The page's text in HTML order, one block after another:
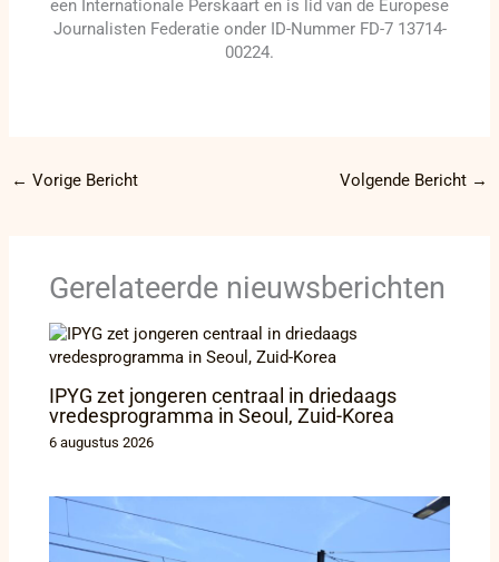
een Internationale Perskaart en is lid van de Europese
Journalisten Federatie onder ID-Nummer FD-7 13714-
00224.
← Vorige Bericht Volgende Bericht →
Gerelateerde nieuwsberichten
IPYG zet jongeren centraal in driedaags
vredesprogramma in Seoul, Zuid-Korea
6 augustus 2026